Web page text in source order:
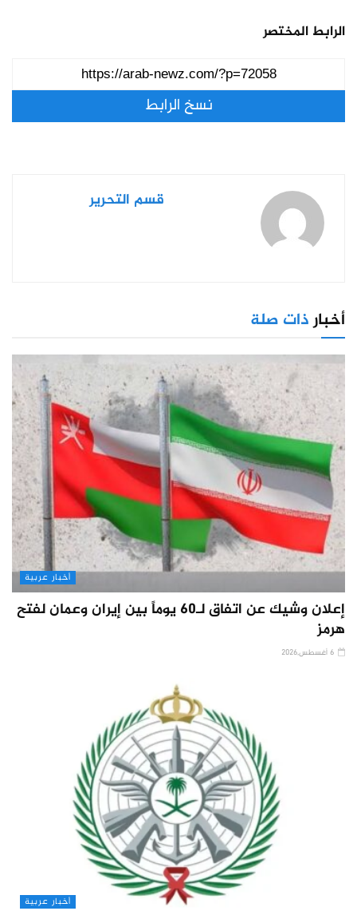
الرابط المختصر
نسخ الرابط
قسم التحرير
أخبارذات صلة
أخبار عربية
إعلان وشيك عن اتفاق لـ60 يوماً بين إيران وعمان لفتح
هرمز
أخبار عربية